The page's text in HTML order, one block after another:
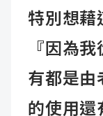
特別想藉
『因為
有都是由
的使用還